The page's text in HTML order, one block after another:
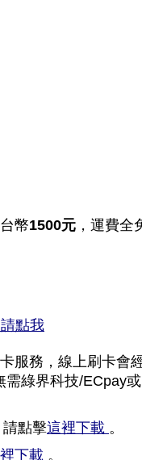
幣1500元 ，運費全
點我
服務，線上刷卡會
需綠界科技/ECpay或
點擊這裡下載 。
下載 。